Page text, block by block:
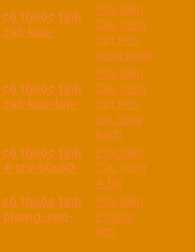
Phụ kiện
Cầu nâng
cắt kéo
nâng bụng
Phụ kiện
Cầu nâng
cắt kéo
lớn nâng
bánh
Phụ kiện
Cầu nâng
4 trụ
Phụ kiện
Phòng
sơn